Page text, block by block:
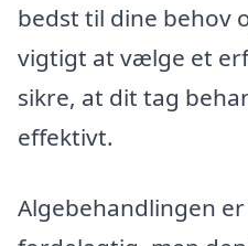
bedst til dine behov
vigtigt at vælge et
sikre, at dit tag
effektivt.
Algebehandlingen